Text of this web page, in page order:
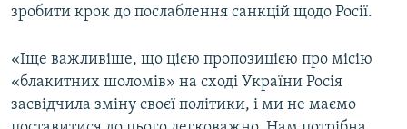
зробити крок до послаблення санкцій щодо Росії.
«Іще важливіше, що цією пропозицією про місію
«блакитних шоломів» на сході України Росія
засвідчила зміну своєї політики, і ми не маємо